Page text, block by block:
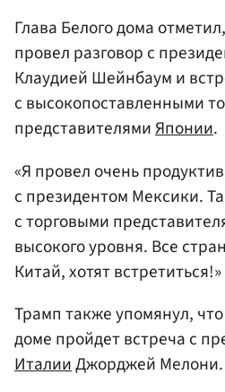
Глава Белого дома
провел разговор с
Клаудией Шейнбаум и
с высокопоставленными
представителямиЯпонии.
«Я провел очень
с президентом Мексики.
с торговыми
высокого уровня. Все
Китай, хотят
Трамп также упомянул,
доме пройдет встреча с
ИталииДжорджей Мелони.